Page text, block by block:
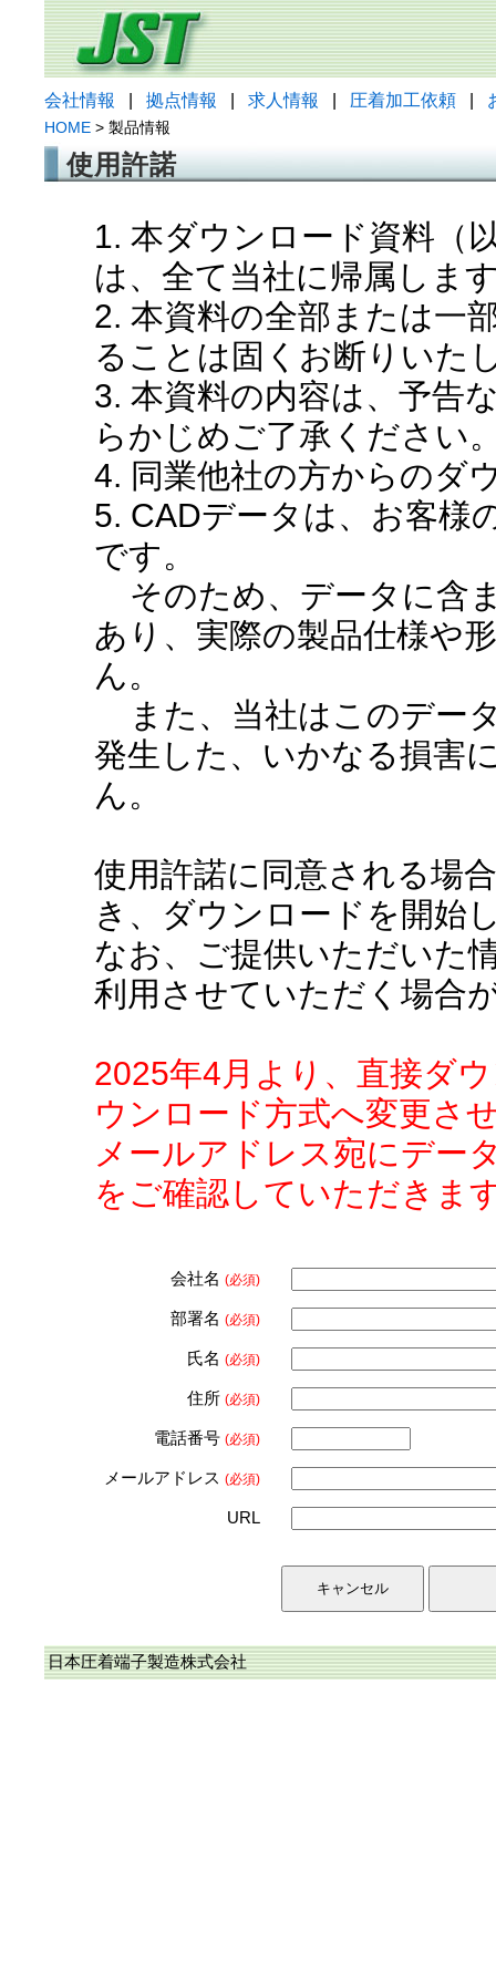
会社情報 拠点情報 求人情報 圧着加工依頼
HOME > 製品情報
使用許諾
1. 本ダウンロード資料（
は、全て当社に帰属しま
2. 本資料の全部または一
ることは固くお断りいた
3. 本資料の内容は、予告
らかじめご了承ください
4. 同業他社の方からのダ
5. CADデータは、お客様
です。
そのため、データに含
あり、実際の製品仕様や
ん。
また、当社はこのデー
発生した、いかなる損害
ん。
使用許諾に同意される場
き、ダウンロードを開始
なお、ご提供いただいた
利用させていただく場合
2025年4月より、直接ダ
ウンロード方式へ変更さ
メールアドレス宛にデー
をご確認していただきま
会社名 (必須)
部署名 (必須)
氏名 (必須)
住所 (必須)
電話番号 (必須)
メールアドレス (必須)
URL
日本圧着端子製造株式会社